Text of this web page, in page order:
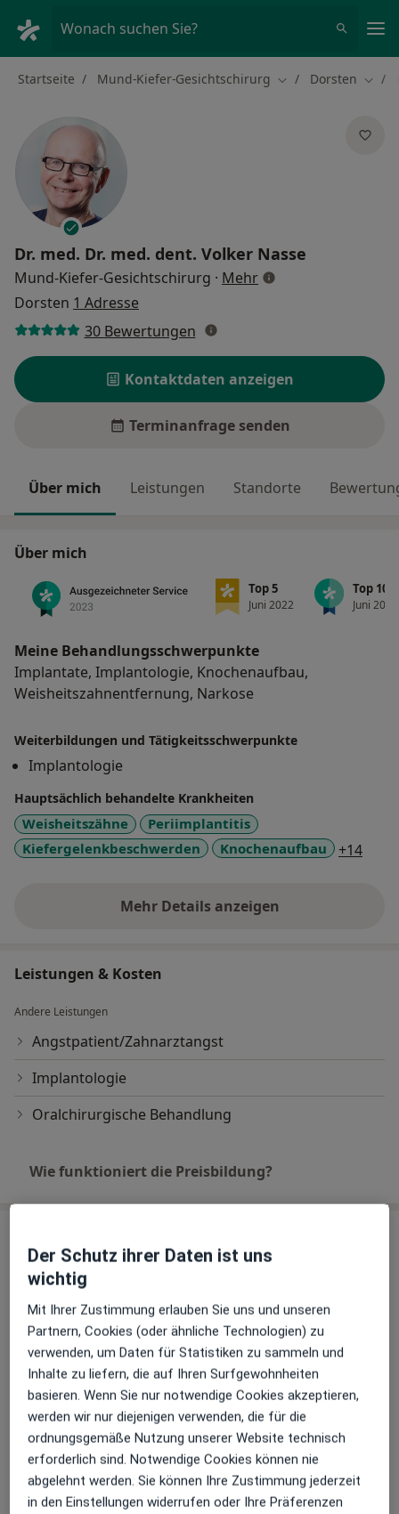
Wonach suchen Sie?
Startseite Mund-Kiefer-Gesichtschirurg Stadt ändern
Dorsten Stadt
Dr. med. Dr. med. dent. Volker Nasse
Mund-Kiefer-Gesichtschirurg · Mehrüber
Dorsten 1 Adresse
30 Bewertungen
Kontaktdaten anzeigen
Terminanfrage senden
Über mich Leistungen Standorte
Über mich
Top 5
Juni 2022
Top 10
Juni 2022
Meine Behandlungs­schwerpunkte
Implantate, Implantologie, Knochenaufbau,
Weisheitszahnentfernung, Narkose
Weiterbildungen und Tätigkeitsschwerpunkte
Implantologie
Hauptsächlich behandelte Krankheiten
Weisheitszähne
Periimplantitis
Kiefergelenkbeschwerden
Knochenaufbau +14
Mehr Details anzeigen
über Erfahrungen
Leistungen & Kosten
Andere Leistungen
Angstpatient/Zahnarztangst
Implantologie
Oralchirurgische Behandlung
Wie funktioniert die Preisbildung?
Praxis Dr. Dr. Tim Bartholl Facharzt für
MKG - Chirurgie
Halterner Str. 17 b, Dorsten
Zu Google Mapsöffnet in einer neuen
Verfügbarkeit
Dr. med. Dr. med. dent. Volker Nasse bietet an
diesem Standort über Jameda keine Online-
Terminbuchung an
Der Schutz ihrer Daten ist uns
wichtig
Mit Ihrer Zustimmung erlauben Sie uns und unseren
Partnern, Cookies (oder ähnliche Technologien) zu
verwenden, um Daten für Statistiken zu sammeln und
Inhalte zu liefern, die auf Ihren Surfgewohnheiten
basieren. Wenn Sie nur notwendige Cookies akzeptieren,
werden wir nur diejenigen verwenden, die für die
ordnungsgemäße Nutzung unserer Website technisch
erforderlich sind. Notwendige Cookies können nie
abgelehnt werden. Sie können Ihre Zustimmung jederzeit
in den Einstellungen widerrufen oder Ihre Präferenzen